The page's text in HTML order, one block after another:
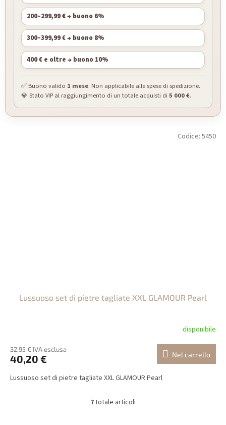
200–299,99 € → buono 6%
300–399,99 € → buono 8%
400 € e oltre → buono 10%
✅ Buono valido 1 mese. Non applicabile alle spese di spedizione.
💎 Stato VIP al raggiungimento di un totale acquisti di 5 000 €.
Lussuoso set di pietre tagliate XXL GLAMOUR Pearl
disponibile
32,95 € IVA esclusa
40,20 € Nel carrello
Lussuoso set di pietre tagliate XXL GLAMOUR Pearl
Codice: 5450
C
7totale articoli